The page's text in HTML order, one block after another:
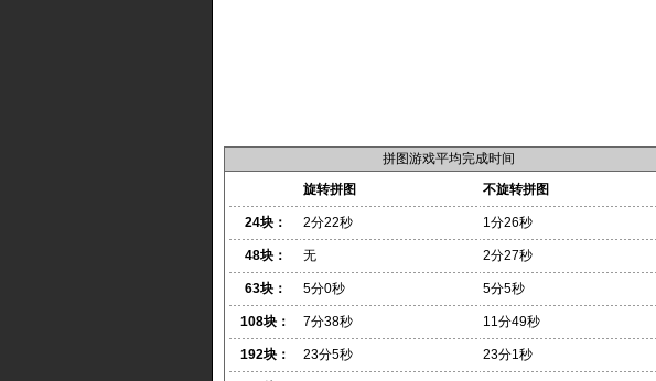
拼图游戏平均完成时间
旋转拼图
不旋转拼图
24块： 2分22秒 1分26秒
48块： 无 2分27秒
63块： 5分0秒 5分5秒
108块： 7分38秒 11分49秒
192块： 23分5秒 23分1秒